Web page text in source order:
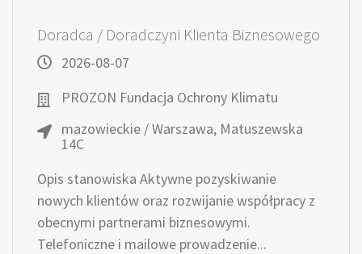
Doradca / Doradczyni Klienta Biznesowego
2026-08-07
PROZON Fundacja Ochrony Klimatu
mazowieckie / Warszawa, Matuszewska
14C
Opis stanowiska Aktywne pozyskiwanie
nowych klientów oraz rozwijanie współpracy z
obecnymi partnerami biznesowymi.
Telefoniczne i mailowe prowadzenie...